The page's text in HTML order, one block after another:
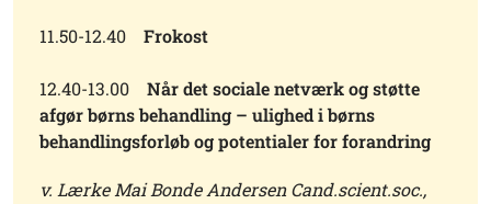
11.50-12.40 Frokost
12.40-13.00 Når det sociale netværk og støtte
afgør børns behandling – ulighed i børns
behandlingsforløb og potentialer for forandring
v. Lærke Mai Bonde Andersen Cand.scient.soc.,